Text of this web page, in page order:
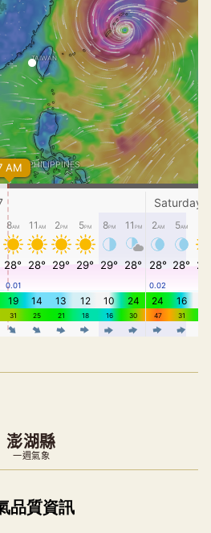
澎湖縣
一週氣象
為視覺預覽，完整即時空